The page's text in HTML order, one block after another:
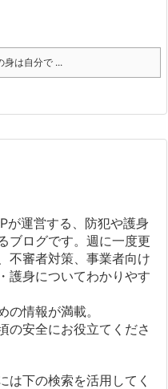
身は自分で ...
が運営する、防犯や護身
ブログです。週に一度更
不審者対策、事業者向け
護身についてわかりやす
の情報が満載。
の安全にお役立てくださ
は下の検索を活用してく